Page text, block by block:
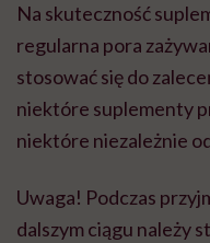
Na skuteczność
regularna pora
stosować się do
niektóre suplementy
niektóre niezależnie
Uwaga! Podczas
dalszym ciągu należy